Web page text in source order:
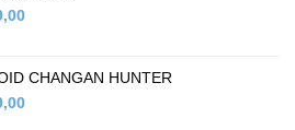
Current
$179,00.
CHANGAN HUNTER
Current